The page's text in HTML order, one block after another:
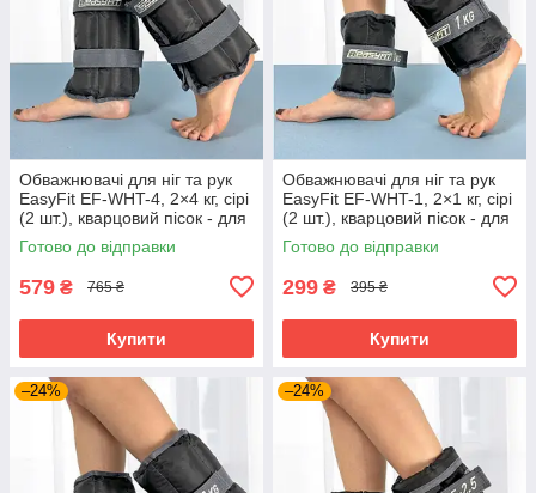
Обважнювачі для ніг та рук
EasyFit EF-WHT-4, 2×4 кг, сірі
(2 шт.), кварцовий пісок - для
фітнесу, бігу та аеробіки
Готово до відправки
579 ₴ 765 ₴
Купити
Обважнювачі для ніг та рук
EasyFit EF-WHT-1, 2×1 кг, сірі
(2 шт.), кварцовий пісок - для
фітнесу, бігу та аеробіки
Готово до відправки
299 ₴ 395 ₴
Купити
–24% –24%